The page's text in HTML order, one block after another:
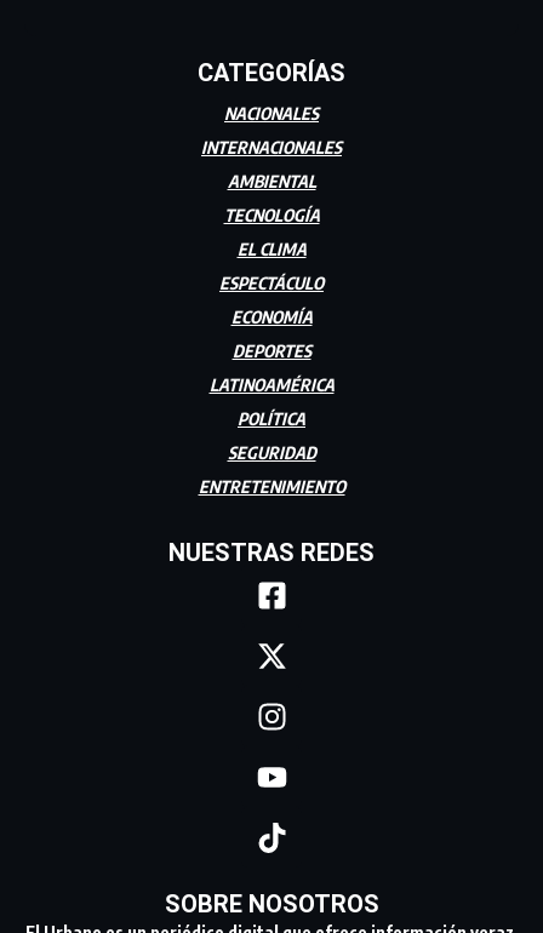
CATEGORÍAS
NACIONALES
INTERNACIONALES
AMBIENTAL
TECNOLOGÍA
EL CLIMA
ESPECTÁCULO
ECONOMÍA
DEPORTES
LATINOAMÉRICA
POLÍTICA
SEGURIDAD
ENTRETENIMIENTO
NUESTRAS REDES
SOBRE NOSOTROS